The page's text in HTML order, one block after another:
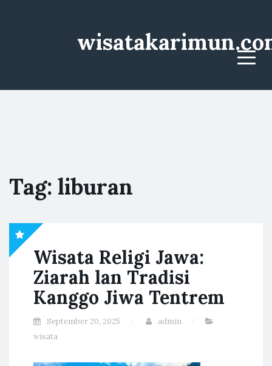
Menu
Tag: liburan
Wisata Religi Jawa:
Ziarah lan Tradisi
Kanggo Jiwa Tentrem
September 20, 2025
admin
wisata